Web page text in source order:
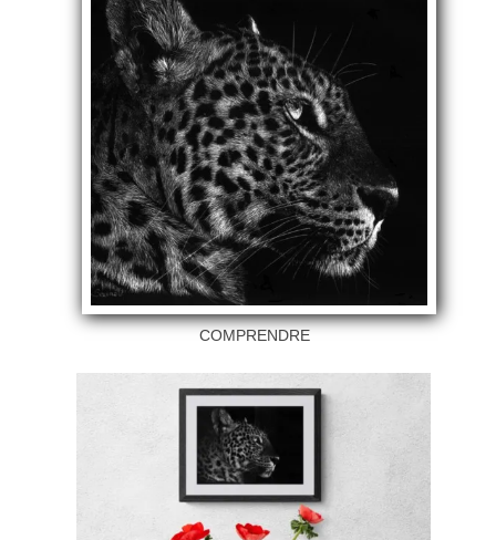
COMPRENDRE